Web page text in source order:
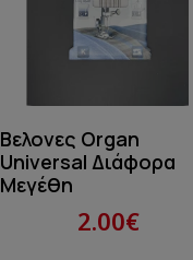
Βελονες Organ
Universal Διάφορα
Μεγέθη
2.00€